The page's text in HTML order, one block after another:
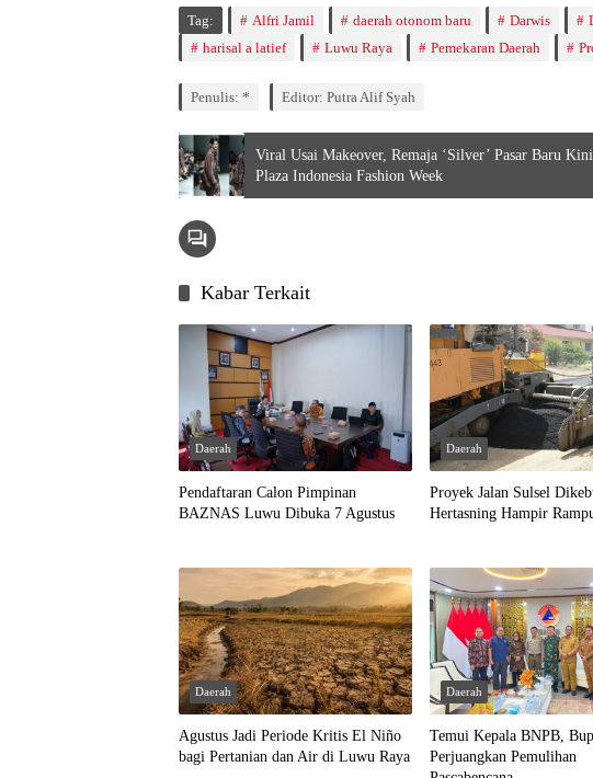
Tag: Alfri Jamil daerah otonom baru Darwis
harisal a latief
Luwu Raya Pemekaran Daerah
Penulis: * Editor: Putra Alif Syah
Viral Usai Makeover, Remaja ‘Silver’ Pasar Baru
Plaza Indonesia Fashion Week
Kabar Terkait
Daerah
Pendaftaran Calon Pimpinan
BAZNAS Luwu Dibuka 7 Agustus
Daerah
Proyek Jalan Sulsel
Hertasning Hampir
Daerah
Agustus Jadi Periode Kritis El Niño
bagi Pertanian dan Air di Luwu Raya
Daerah
Temui Kepala BNPB,
Perjuangkan Pemulihan